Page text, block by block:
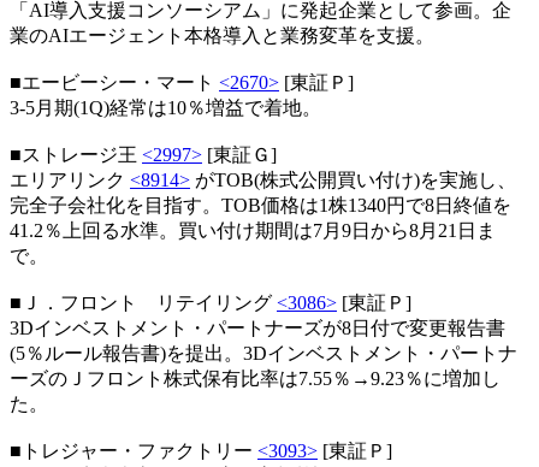
「AI導入支援コンソーシアム」に発起企業として参画。企
業のAIエージェント本格導入と業務変革を支援。
■エービーシー・マート <2670> [東証Ｐ]
3-5月期(1Q)経常は10％増益で着地。
■ストレージ王 <2997> [東証Ｇ]
エリアリンク <8914> がTOB(株式公開買い付け)を実施し、
完全子会社化を目指す。TOB価格は1株1340円で8日終値を
41.2％上回る水準。買い付け期間は7月9日から8月21日ま
で。
■Ｊ．フロント リテイリング <3086> [東証Ｐ]
3Dインベストメント・パートナーズが8日付で変更報告書
(5％ルール報告書)を提出。3Dインベストメント・パートナ
ーズのＪフロント株式保有比率は7.55％→9.23％に増加し
た。
■トレジャー・ファクトリー <3093> [東証Ｐ]